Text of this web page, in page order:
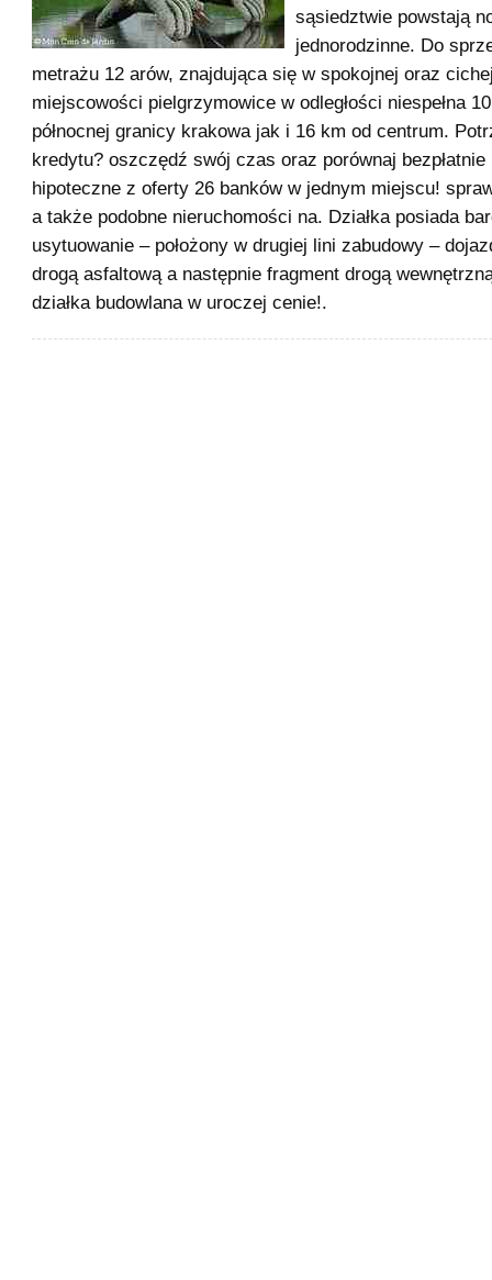
sąsiedztwie powstają
jednorodzinne. Do
metrażu 12 arów, znajdująca się w spokojnej oraz
miejscowości pielgrzymowice w odległości niespełna
północnej granicy krakowa jak i 16 km od centrum.
kredytu? oszczędź swój czas oraz porównaj
hipoteczne z oferty 26 banków w jednym miejscu!
a także podobne nieruchomości na. Działka posiada
usytuowanie – położony w drugiej lini zabudowy –
drogą asfaltową a następnie fragment drogą
działka budowlana w uroczej cenie!.